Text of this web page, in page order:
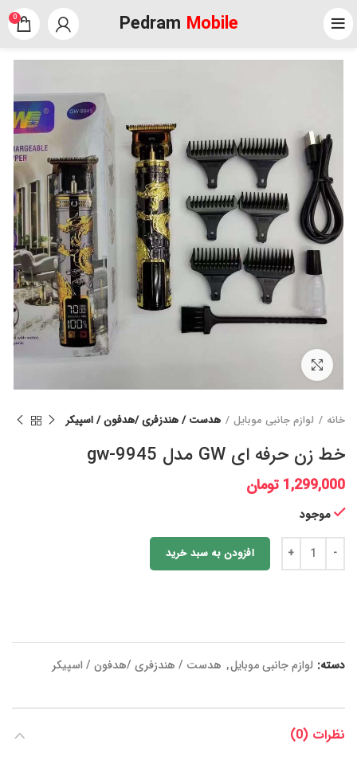
Pedram Mobile
0
خانه لوازم جانبی موبایل هدست / هندزفری /هدفون / اسپیکر
خط زن حرفه ای GW مدل gw-9945
1,299,000 تومان
موجود
افزودن به سبد خرید
دسته: لوازم جانبی موبایل, هدست / هندزفری /هدفون / اسپیکر
نظرات (0)